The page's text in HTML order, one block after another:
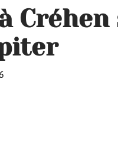
Créhen